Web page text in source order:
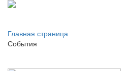
Главная страница
События